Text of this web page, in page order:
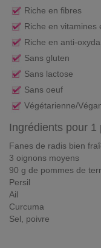
Riche en fibres
Riche en vitamines
Riche en anti-
Sans gluten
Sans lactose
Sans oeuf
Végétarienne/
Ingrédients pour 1
Fanes de radis bien
3 oignons moyens
90 g de pommes de
Persil
Ail
Curcuma
Sel, poivre